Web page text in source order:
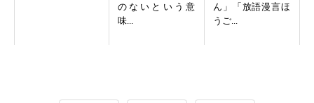
のないという意
味...
ん」「放語漫言ほ
うご...